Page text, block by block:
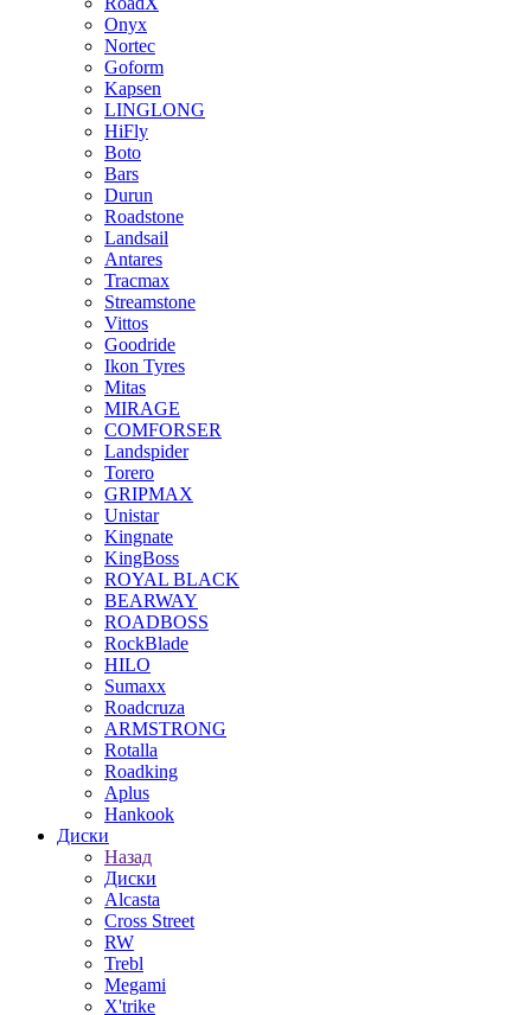
Onyx
Nortec
Goform
Kapsen
LINGLONG
HiFly
Boto
Bars
Durun
Roadstone
Landsail
Antares
Tracmax
Streamstone
Vittos
Goodride
Ikon Tyres
Mitas
MIRAGE
COMFORSER
Landspider
Torero
GRIPMAX
Unistar
Kingnate
KingBoss
ROYAL BLACK
BEARWAY
ROADBOSS
RockBlade
HILO
Sumaxx
Roadcruza
ARMSTRONG
Rotalla
Roadking
Aplus
Hankook
Диски
Назад
Диски
Alcasta
Cross Street
RW
Trebl
Megami
X'trike